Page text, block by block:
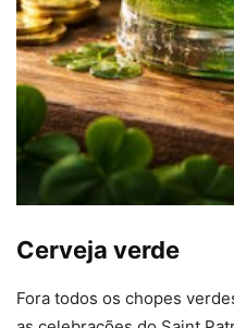
Cerveja verde
Fora todos os chopes